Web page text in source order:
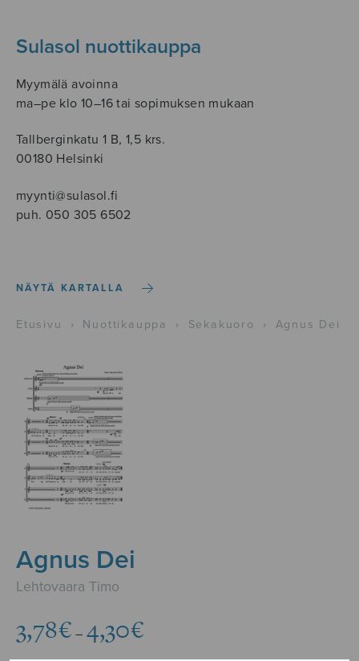
Sulasol nuottikauppa
Myymälä avoinna
ma–pe klo 10–16 tai sopimuksen mukaan
Tallberginkatu 1 B, 1,5 krs.
00180 Helsinki
myynti@sulasol.fi
puh. 050 305 6502
NÄYTÄ KARTALLA
Etusivu › Nuottikauppa › Sekakuoro › Agnus Dei
Agnus Dei
Lehtovaara Timo
3,78€ – 4,30€
-